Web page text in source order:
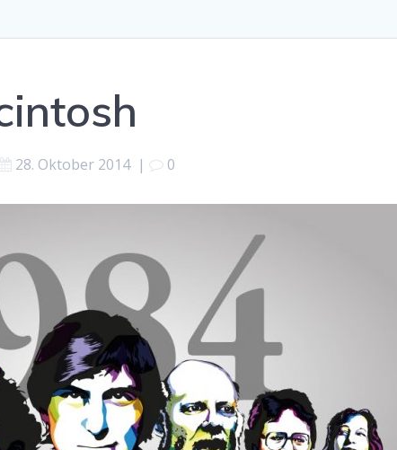
28. Oktober 2014| 0